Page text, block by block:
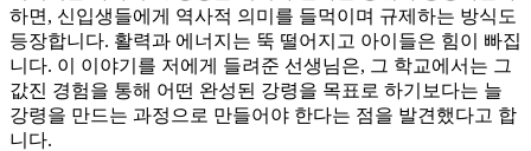
하면, 신입생들에게 역사적 의미를 들먹이며 규제하는 방식도
등장합니다. 활력과 에너지는 뚝 떨어지고 아이들은 힘이 빠집
니다. 이 이야기를 저에게 들려준 선생님은, 그 학교에서는 그
값진 경험을 통해 어떤 완성된 강령을 목표로 하기보다는 늘
강령을 만드는 과정으로 만들어야 한다는 점을 발견했다고 합
니다.